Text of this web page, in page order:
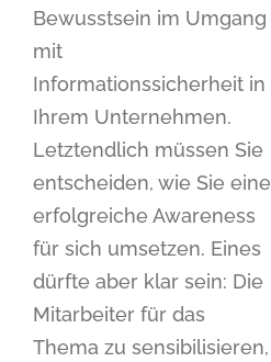
Bewusstsein im Umgang
mit
Informationssicherheit in
Ihrem Unternehmen.
Letztendlich müssen Sie
entscheiden, wie Sie eine
erfolgreiche Awareness
für sich umsetzen. Eines
dürfte aber klar sein: Die
Mitarbeiter für das
Thema zu sensibilisieren,